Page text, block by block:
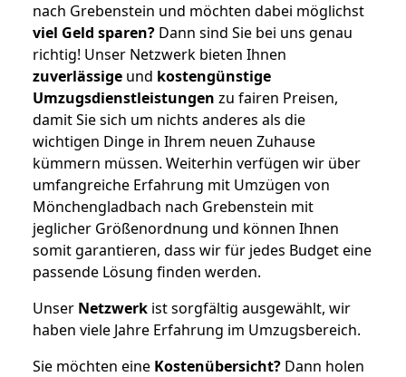
nach Grebenstein und möchten dabei möglichst
viel Geld sparen? Dann sind Sie bei uns genau
richtig! Unser Netzwerk bieten Ihnen
zuverlässige und kostengünstige
Umzugsdienstleistungen zu fairen Preisen,
damit Sie sich um nichts anderes als die
wichtigen Dinge in Ihrem neuen Zuhause
kümmern müssen. Weiterhin verfügen wir über
umfangreiche Erfahrung mit Umzügen von
Mönchengladbach nach Grebenstein mit
jeglicher Größenordnung und können Ihnen
somit garantieren, dass wir für jedes Budget eine
passende Lösung finden werden.
Unser Netzwerk ist sorgfältig ausgewählt, wir
haben viele Jahre Erfahrung im Umzugsbereich.
Sie möchten eine Kostenübersicht? Dann holen